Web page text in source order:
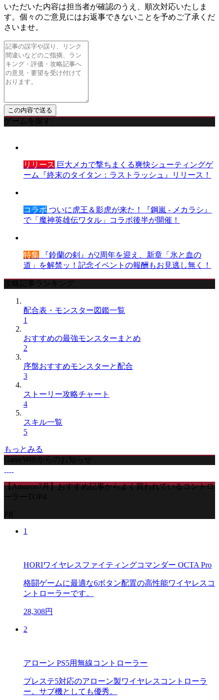
いただいた内容は担当者が確認のうえ、順次対応いたしま
す。個々のご意見にはお返事できないことを予めご了承くだ
さいませ。
ゲームを探す
リリース 巨大メカで撃ちまくる爽快シューティングゲ
ーム『終末のタイタン：ラストラッシュ』リリース！
コラボ ついに虎王＆影虎が来た！『鋼嵐 - メカラシ』
で「魔神英雄伝ワタル」コラボ後半が開催！
特集 『鈴蘭の剣』が2周年を迎え、新章「氷と血の
道」を解禁ッ！記念イベントの報酬もお見逃し無く！
攻略記事ランキング
配合表・モンスター図鑑一覧
1
おすすめの最強モンスターまとめ
2
序盤おすすめモンスターと配合
3
ストーリー攻略チャート
4
スキル一覧
5
もっとみる
GameWithからのお知らせ
【Amazon7月】おすすめ記事からよく買われているコントロ
ーラーTOP4
PR
1
HORIワイヤレスファイティングコマンダー OCTA Pro
格闘ゲームに最適な6ボタン配置の高性能ワイヤレスコ
ントローラーです。
28,308円
2
アローン PS5用無線コントローラー
プレステ5対応のアローン製ワイヤレスコントローラ
ー。サブ機としても優秀。